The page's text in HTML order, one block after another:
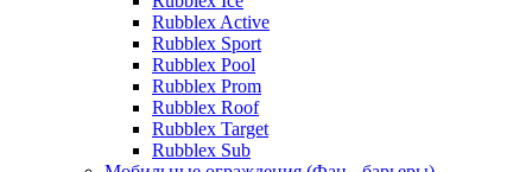
Rubblex Active
Rubblex Sport
Rubblex Pool
Rubblex Prom
Rubblex Roof
Rubblex Target
Rubblex Sub